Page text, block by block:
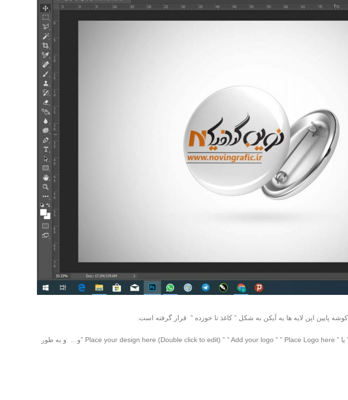
معمولا طراحان گرافیک بر روی لایه اسمارت آبجکت موکاپ متنی راهنما مثل ” Add logo here ” یا ” Place your design here (Double click to edit) ” ” Add your logo ” ” Place Logo here ”و… و به طور